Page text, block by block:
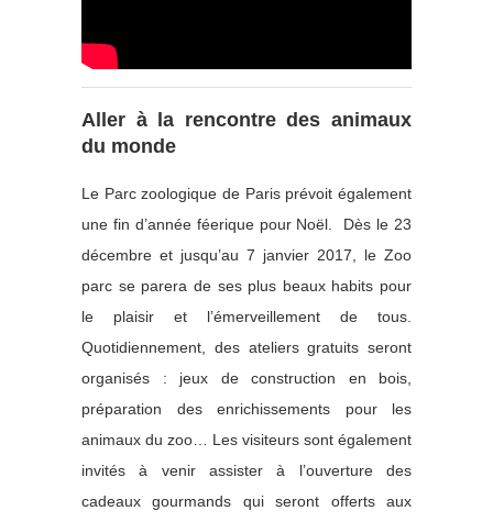
Aller à la rencontre des animaux
du monde
Le Parc zoologique de Paris prévoit également
une fin d’année féerique pour Noël. Dès le 23
décembre et jusqu’au 7 janvier 2017, le Zoo
parc se parera de ses plus beaux habits pour
le plaisir et l’émerveillement de tous.
Quotidiennement, des ateliers gratuits seront
organisés : jeux de construction en bois,
préparation des enrichissements pour les
animaux du zoo… Les visiteurs sont également
invités à venir assister à l’ouverture des
cadeaux gourmands qui seront offerts aux